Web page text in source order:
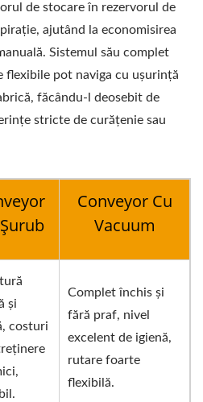
de stocare în rezervorul de
ajutând la economisirea
Sistemul său complet
flexibile pot naviga cu ușurință
făcându-l deosebit de
stricte de curățenie sau
Conveyor Cu
Vacuum
și
costuri
Complet închis și
fără praf, nivel
excelent de igienă,
rutare foarte
flexibilă.